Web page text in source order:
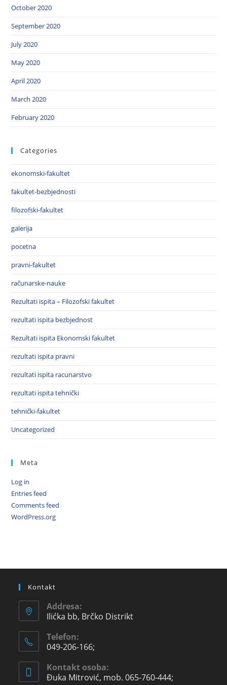
October 2020
September 2020
July 2020
May 2020
April 2020
March 2020
February 2020
Categories
ekonomski-fakultet
fakultet-bezbjednosti
filozofski-fakultet
galerija
pocetna
pravni-fakultet
računarske-nauke
Rezultati ispita – Filozofski fakultet
rezultati ispita bezbjednost
Rezultati ispita Ekonomski fakultet
rezultati ispita pravni
rezultati ispita racunarstvo
rezultati ispita tehnički
tehnički-fakultet
Uncategorized
Meta
Log in
Entries feed
Comments feed
WordPress.org
Kontakt
Addresa:
Ilićka bb, Brčko Distrikt
Telefon:
049-206-166;
Kontakt osoba:
Đuka Mitrović, mob. 065-760-444;